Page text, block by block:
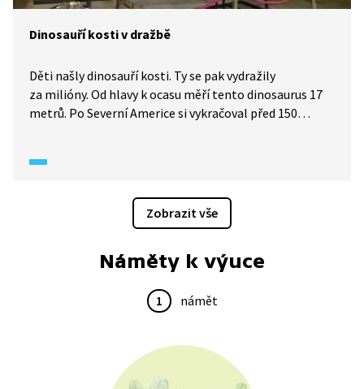
Dinosauří kosti v dražbě
Děti našly dinosauří kosti. Ty se pak vydražily
za milióny. Od hlavy k ocasu měří tento dinosaurus 17
metrů. Po Severní Americe si vykračoval před 150
Zobrazit vše
Náměty k výuce
1 námět